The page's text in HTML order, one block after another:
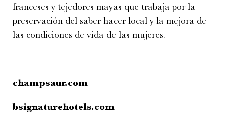
franceses y tejedores mayas que trabaja por la
preservación del saber hacer local y la mejora de
las condiciones de vida de las mujeres.
champsaur.com
bsignaturehotels.com